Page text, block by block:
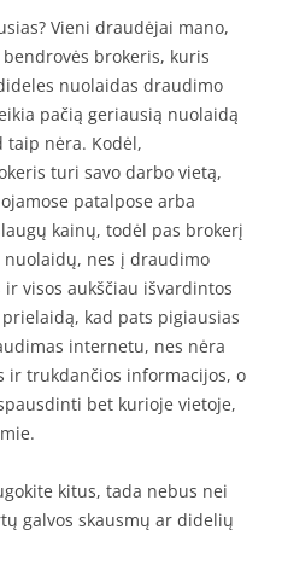
Vieni draudėjai mano,
brokeris, kuris
nuolaidas draudimo
pačią geriausią nuolaidą
taip nėra. Kodėl,
turi savo darbo vietą,
patalpose arba
kainų, todėl pas brokerį
nes į draudimo
visos aukščiau išvardintos
kad pats pigiausias
internetu, nes nėra
ir trukdančios informacijos, o
bet kurioje vietoje,
kitus, tada nebus nei
galvos skausmų ar didelių